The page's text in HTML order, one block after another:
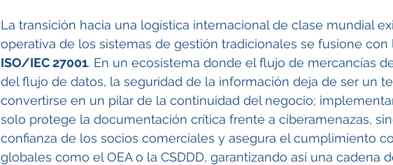
La transición hacia una logística internacional de clase mundial
operativa de los sistemas de gestión tradicionales se fusione con
ISO/IEC 27001. En un ecosistema donde el flujo de mercancías
del flujo de datos, la seguridad de la información deja de ser un
convertirse en un pilar de la continuidad del negocio;
solo protege la documentación crítica frente a ciberamenazas,
confianza de los socios comerciales y asegura el cumplimiento
globales como el OEA o la CSDDD, garantizando así una cadena